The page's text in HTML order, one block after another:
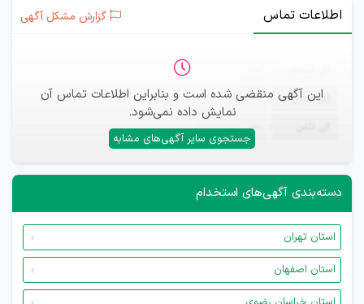
اطلاعات تماس گزارش مشکل آگهی
این آگهی منقضی شده است و بنابراین اطلاعات تماس آن
نمایش داده نمی‌شود.
جستجوی سایر آگهی‌های مشابه
ایمیل —
—
دسته‌بندی آگهی‌های استخدام
استان تهران
استان اصفهان